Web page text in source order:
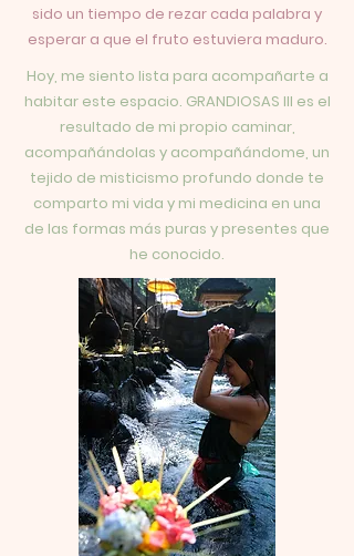
sido un tiempo de rezar cada palabra y
esperar a que el fruto estuviera maduro.
Hoy, me siento lista para acompañarte a
habitar este espacio. GRANDIOSAS III es el
resultado de mi propio caminar,
acompañándolas y acompañándome, un
tejido de misticismo profundo donde te
comparto mi vida y mi medicina en una
de las formas más puras y presentes que
he conocido.